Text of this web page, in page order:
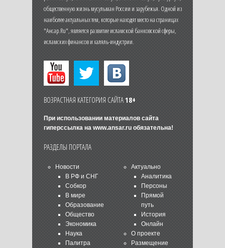
общественную жизнь мусульман России и зарубежья. Одной из
наиболее актуальных тем, которые находят место на страницах
"Ансар.Ru", является развитие исламской банковской сферы,
исламских финансов и халяль-индустрии.
ВОЗРАСТНАЯ КАТЕГОРИЯ САЙТА18+
При использовании материалов сайта
гиперссылка на www.ansar.ruобязательна!
РАЗДЕЛЫ ПОРТАЛА
Новости
В РФ и СНГ
Собкор
В мире
Образование
Общество
Экономика
Наука
Палитра
Актуально
Аналитика
Персоны
Прямой
путь
История
Онлайн
О проекте
Размещение